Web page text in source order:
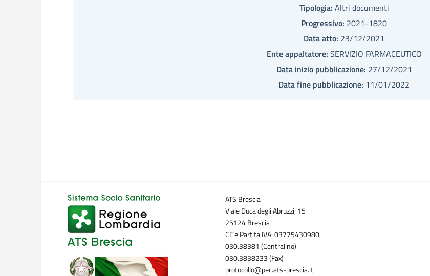
Tipologia: Altri documenti
Progressivo: 2021-1820
Data atto: 23/12/2021
Ente appaltatore: SERVIZIO FARMACEUTICO
Data inizio pubblicazione: 27/12/2021
Data fine pubblicazione: 11/01/2022
ATS Brescia
Viale Duca degli Abruzzi, 15
25124 Brescia
CF e Partita IVA: 03775430980
030.38381 (Centralino)
030.3838233 (Fax)
protocollo@pec.ats-brescia.it